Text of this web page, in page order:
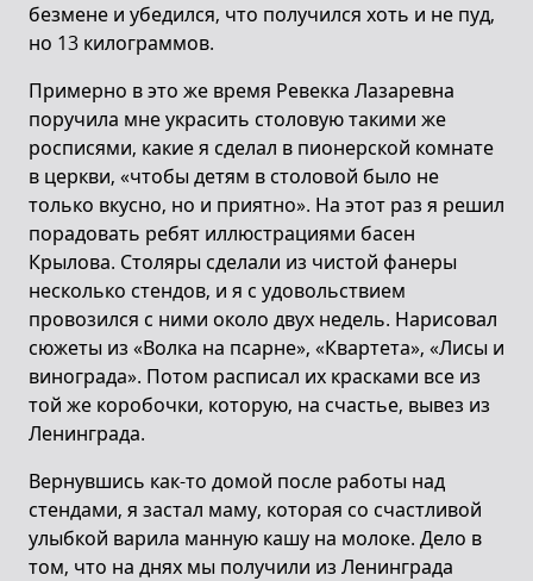
безмене и убедился, что получился хоть и не пуд,
но 13 килограммов.
Примерно в это же время Ревекка Лазаревна
поручила мне украсить столовую такими же
росписями, какие я сделал в пионерской комнате
в церкви, «чтобы детям в столовой было не
только вкусно, но и приятно». На этот раз я решил
порадовать ребят иллюстрациями басен
Крылова. Столяры сделали из чистой фанеры
несколько стендов, и я с удовольствием
провозился с ними около двух недель. Нарисовал
сюжеты из «Волка на псарне», «Квартета», «Лисы и
винограда». Потом расписал их красками все из
той же коробочки, которую, на счастье, вывез из
Ленинграда.
Вернувшись как-то домой после работы над
стендами, я застал маму, которая со счастливой
улыбкой варила манную кашу на молоке. Дело в
том, что на днях мы получили из Ленинграда